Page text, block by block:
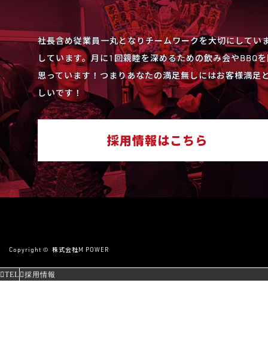
社長含め従業員一丸となりチームワークを大切にして
しています。月に1回親睦を深めるための飲み会やBBQ
思っています！つまりあなたの満足無しにはお客様満
しいです！
採用情報はこちら
Copyright © 株式会社M POWER
TEL 採用情報